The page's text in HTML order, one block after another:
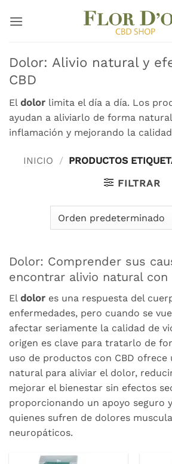
Dolor: Alivio natural y
CBD
El dolor limita el día a día. Los
ayudan a aliviarlo de forma
inflamación y mejorando la
INICIO / PRODUCTOS
FILTRAR
Dolor: Comprender sus
encontrar alivio natural con
El dolor es una respuesta del
enfermedades, pero cuando se
afectar seriamente la calidad de
origen es clave para tratarlo de
uso de productos con CBD ofrece
natural para aliviar el dolor,
mejorar el bienestar sin efectos
proporcionando un apoyo seguro
quienes sufren de dolores
neuropáticos.